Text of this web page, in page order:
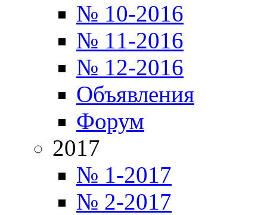
№ 10-2016
№ 11-2016
№ 12-2016
Объявления
Форум
2017
№ 1-2017
№ 2-2017